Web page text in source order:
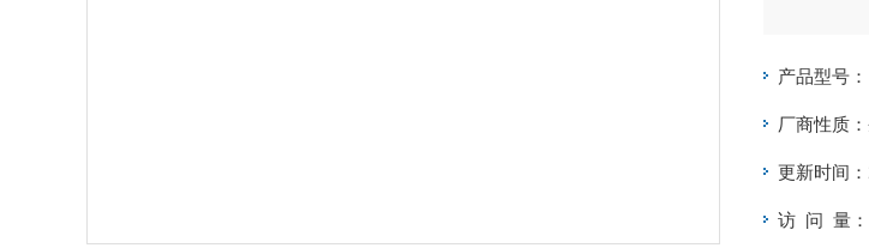
产品型号：
厂商性质：
更新时间：
访 问 量：